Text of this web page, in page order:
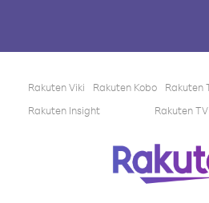
Rakuten Viki Rakuten Kobo Rakuten
Rakuten Insight
Rakuten TV